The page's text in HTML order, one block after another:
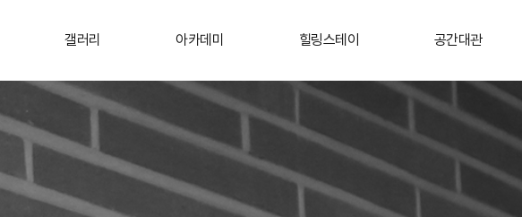
갤러리 아카데미 힐링스테이 공간대관